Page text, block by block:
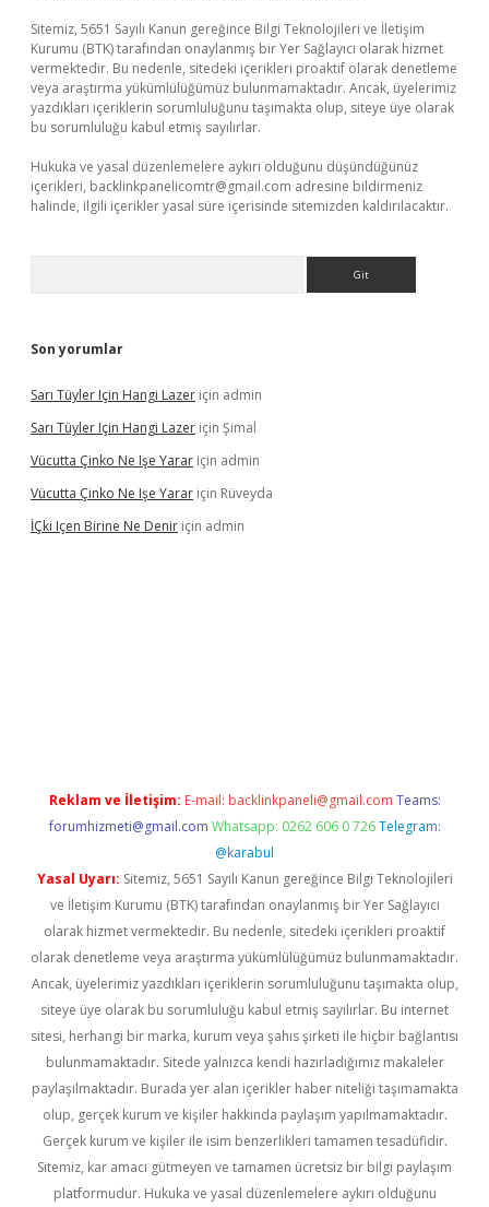
Sitemiz, 5651 Sayılı Kanun gereğince Bilgi Teknolojileri ve İletişim
Kurumu (BTK) tarafından onaylanmış bir Yer Sağlayıcı olarak hizmet
vermektedir. Bu nedenle, sitedeki içerikleri proaktif olarak denetleme
veya araştırma yükümlülüğümüz bulunmamaktadır. Ancak, üyelerimiz
yazdıkları içeriklerin sorumluluğunu taşımakta olup, siteye üye olarak
bu sorumluluğu kabul etmiş sayılırlar.
Hukuka ve yasal düzenlemelere aykırı olduğunu düşündüğünüz
içerikleri, backlinkpanelicomtr@gmail.com adresine bildirmeniz
halinde, ilgili içerikler yasal süre içerisinde sitemizden kaldırılacaktır.
Son yorumlar
Sarı Tüyler Için Hangi Lazer için admin
Sarı Tüyler Için Hangi Lazer için Şimal
Vücutta Çinko Ne Işe Yarar için admin
Vücutta Çinko Ne Işe Yarar için Rüveyda
İÇki Içen Birine Ne Denir için admin
Reklam ve İletişim: E-mail: backlinkpaneli@gmail.com Teams:
forumhizmeti@gmail.com Whatsapp: 0262 606 0 726 Telegram:
@karabul
Yasal Uyarı: Sitemiz, 5651 Sayılı Kanun gereğince Bilgi Teknolojileri
ve İletişim Kurumu (BTK) tarafından onaylanmış bir Yer Sağlayıcı
olarak hizmet vermektedir. Bu nedenle, sitedeki içerikleri proaktif
olarak denetleme veya araştırma yükümlülüğümüz bulunmamaktadır.
Ancak, üyelerimiz yazdıkları içeriklerin sorumluluğunu taşımakta olup,
siteye üye olarak bu sorumluluğu kabul etmiş sayılırlar. Bu internet
sitesi, herhangi bir marka, kurum veya şahıs şirketi ile hiçbir bağlantısı
bulunmamaktadır. Sitede yalnızca kendi hazırladığımız makaleler
paylaşılmaktadır. Burada yer alan içerikler haber niteliği taşımamakta
olup, gerçek kurum ve kişiler hakkında paylaşım yapılmamaktadır.
Gerçek kurum ve kişiler ile isim benzerlikleri tamamen tesadüfidir.
Sitemiz, kar amacı gütmeyen ve tamamen ücretsiz bir bilgi paylaşım
platformudur. Hukuka ve yasal düzenlemelere aykırı olduğunu